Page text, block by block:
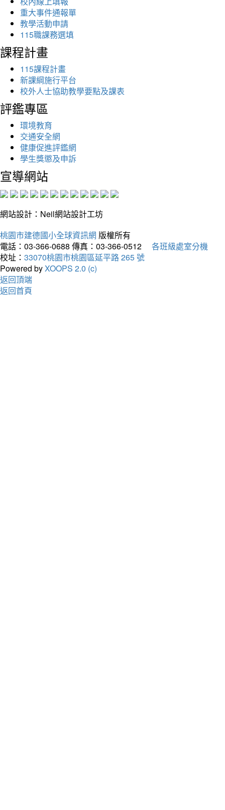
重大事件通報單
教學活動申請
115職課務選填
課程計畫
115課程計畫
新課綱施行平台
校外人士協助教學要點及課表
評鑑專區
環境教育
交通安全網
健康促進評鑑網
學生獎懲及申訴
宣導網站
網站設計：Neil網站設計工坊
桃園市建德國小全球資訊網 版權所有
電話：03-366-0688 傳真：03-366-0512
各班級處室分機
校址： 33070桃園市桃園區延平路 265 號
Powered byXOOPS 2.0 (c)
返回頂端
返回首頁